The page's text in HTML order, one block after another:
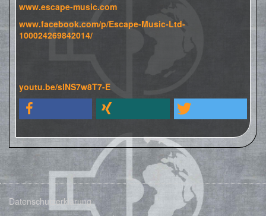
www.escape-music.com
www.facebook.com/p/Escape-Music-Ltd-
100024269842014/
youtu.be/slNS7w8T7-E
Datenschutzerklärung